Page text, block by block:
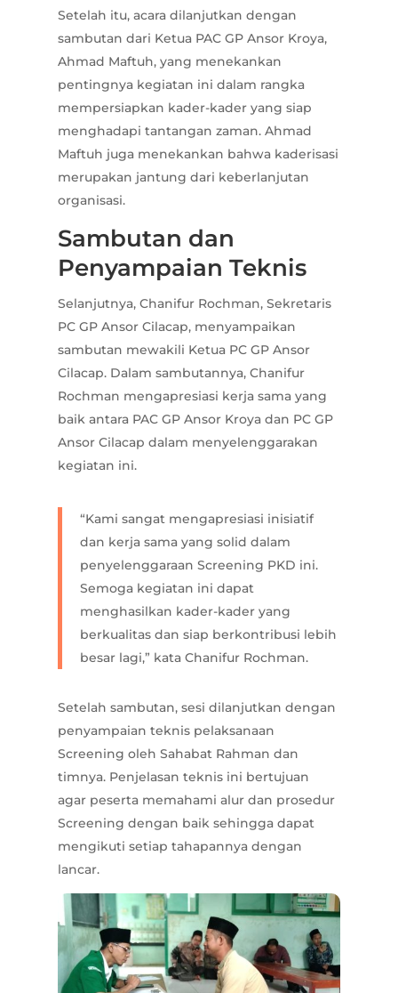
Setelah itu, acara dilanjutkan dengan
sambutan dari Ketua PAC GP Ansor Kroya,
Ahmad Maftuh, yang menekankan
pentingnya kegiatan ini dalam rangka
mempersiapkan kader-kader yang siap
menghadapi tantangan zaman. Ahmad
Maftuh juga menekankan bahwa kaderisasi
merupakan jantung dari keberlanjutan
organisasi.
Sambutan dan
Penyampaian Teknis
Selanjutnya, Chanifur Rochman, Sekretaris
PC GP Ansor Cilacap, menyampaikan
sambutan mewakili Ketua PC GP Ansor
Cilacap. Dalam sambutannya, Chanifur
Rochman mengapresiasi kerja sama yang
baik antara PAC GP Ansor Kroya dan PC GP
Ansor Cilacap dalam menyelenggarakan
kegiatan ini.
“Kami sangat mengapresiasi inisiatif
dan kerja sama yang solid dalam
penyelenggaraan Screening PKD ini.
Semoga kegiatan ini dapat
menghasilkan kader-kader yang
berkualitas dan siap berkontribusi lebih
besar lagi,” kata Chanifur Rochman.
Setelah sambutan, sesi dilanjutkan dengan
penyampaian teknis pelaksanaan
Screening oleh Sahabat Rahman dan
timnya. Penjelasan teknis ini bertujuan
agar peserta memahami alur dan prosedur
Screening dengan baik sehingga dapat
mengikuti setiap tahapannya dengan
lancar.